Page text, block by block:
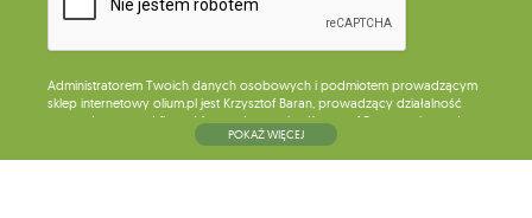
Administratorem Twoich danych osobowych i podmiotem prowadzącym
sklep internetowy olium.pl jest Krzysztof Baran, prowadzący działalność
gospodarczą pod firmą: Mouton Interactive Krzysztof Baran wpisaną do
Centralnej Ewidencji i Informacji o Działalności Gospodarczej, adres
głównego miejsca wykonywania działalności w Siedlcach, ul. Starowiejska
POKAŻ WIĘCEJ